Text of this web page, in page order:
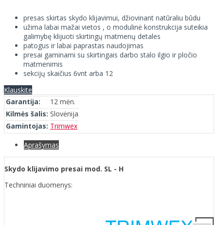
presas skirtas skydo klijavimui, džiovinant natūraliu būdu
užima labai mažai vietos , o modulinė konstrukcija suteikia
galimybę klijuoti skirtingų matmenų detales
patogus ir labai paprastas naudojimas
presai gaminami su skirtingais darbo stalo ilgio ir pločio
matmenimis
sekcijų skaičius 6vnt arba 12
Klauskite
Garantija:
12 mėn.
Kilmės šalis: Slovėnija
Gamintojas: Trimwex
Aprašymas
Skydo klijavimo presai mod. SL - H
Techniniai duomenys: